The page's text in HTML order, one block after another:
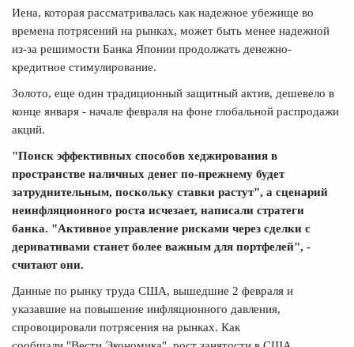
Иена, которая рассматривалась как надежное убежище во
времена потрясений на рынках, может быть менее надежной
из-за решимости Банка Японии продолжать денежно-
кредитное стимулирование.
Золото, еще один традиционный защитный актив, дешевело в
конце января - начале февраля на фоне глобальной распродажи
акций.
"Поиск эффективных способов хеджирования в
пространстве наличных денег по-прежнему будет
затруднительным, поскольку ставки растут", а сценарий
неинфляционного роста исчезает, написали стратеги
банка. "Активное управление рисками через сделки с
деривативами станет более важным для портфелей", -
считают они.
Данные по рынку труда США, вышедшие 2 февраля и
указавшие на повышение инфляционного давления,
спровоцировали потрясения на рынках. Как